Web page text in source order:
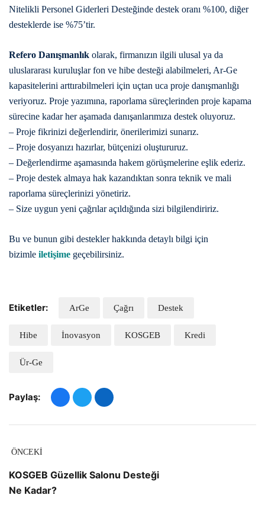
Nitelikli Personel Giderleri Desteğinde destek oranı %100, diğer
desteklerde ise %75’tir.
Refero Danışmanlık olarak, firmanızın ilgili ulusal ya da
uluslararası kuruluşlar fon ve hibe desteği alabilmeleri, Ar-Ge
kapasitelerini arttırabilmeleri için uçtan uca proje danışmanlığı
veriyoruz. Proje yazımına, raporlama süreçlerinden proje kapama
sürecine kadar her aşamada danışanlarımıza destek oluyoruz.
– Proje fikrinizi değerlendirir, önerilerimizi sunarız.
– Proje dosyanızı hazırlar, bütçenizi oluştururuz.
– Değerlendirme aşamasında hakem görüşmelerine eşlik ederiz.
– Proje destek almaya hak kazandıktan sonra teknik ve mali
raporlama süreçlerinizi yönetiriz.
– Size uygun yeni çağrılar açıldığında sizi bilgilendiririz.
Bu ve bunun gibi destekler hakkında detaylı bilgi için
bizimle iletişime geçebilirsiniz.
Etiketler: ArGe Çağrı Destek
Hibe İnovasyon KOSGEB Kredi
Ür-Ge
Paylaş:
ÖNCEKI
KOSGEB Güzellik Salonu Desteği
Ne Kadar?